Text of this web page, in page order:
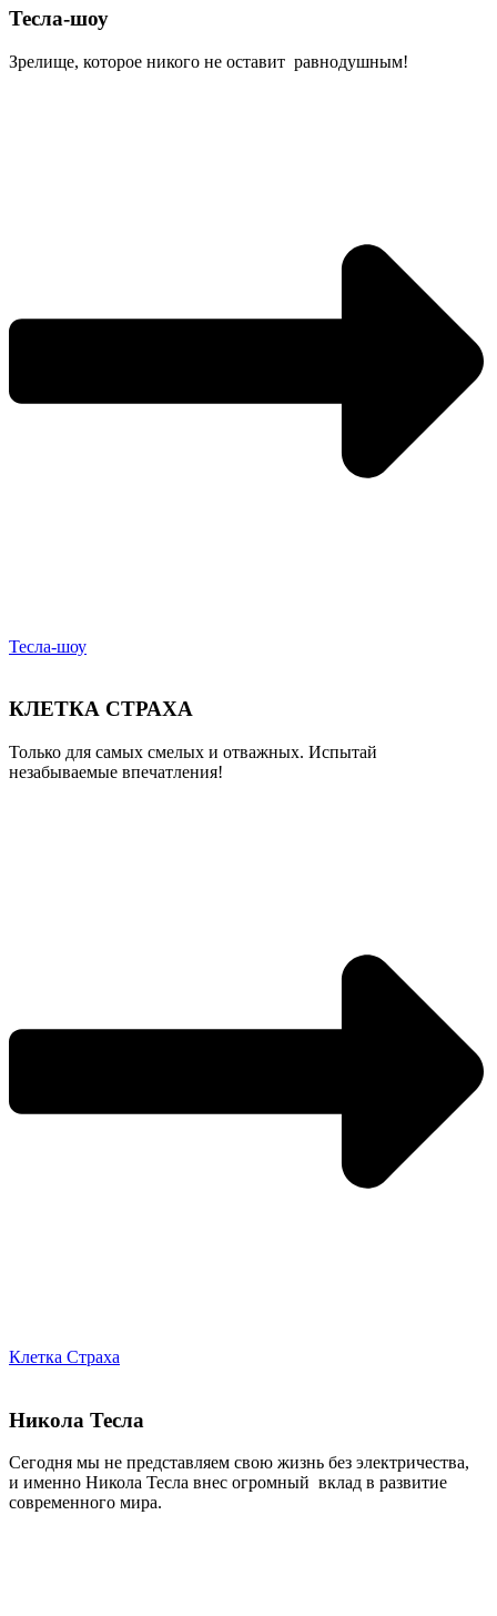
Тесла-шоу
Зрелище, которое никого не оставит равнодушным!
Тесла-шоу
КЛЕТКА СТРАХА
Только для самых смелых и отважных. Испытай
незабываемые впечатления!
Клетка Страха
Никола Тесла
Сегодня мы не представляем свою жизнь без электричества,
и именно Никола Тесла внес огромный вклад в развитие
современного мира.